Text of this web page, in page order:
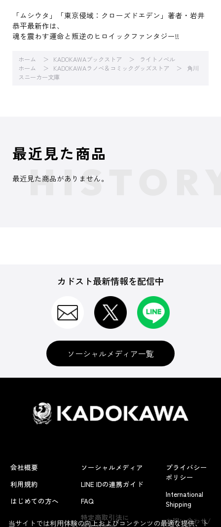
「ムシウタ」「東京侵域：クローズドエデン」著者・岩井
恭平最新作は、
魂を震わす運命と叛逆のヒロイックファンタジー!!
ホーム KADOKAWAブックストア
ライトノベル
ホーム
KADOKAWAラノベ＆コミックグッズストア
角川
スニーカー文庫
よくあるお問い合わせ
最近見た商品
最近見た商品がありません。
カドスト最新情報を配信中
ソーシャルメディア一覧
会社概要
利用規約
はじめての方へ
ソーシャルメディア
LINE IDの連携ガイド
FAQ
特定商取引法に
プライバシー
ポリシー
International
Shipping
お問い合わせ/
当サイトでは利用体験の向上およびコンテンツの最適な提供、ト